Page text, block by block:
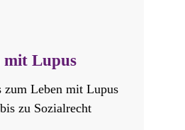
mit Lupus
zum Leben mit Lupus
zu Sozialrecht